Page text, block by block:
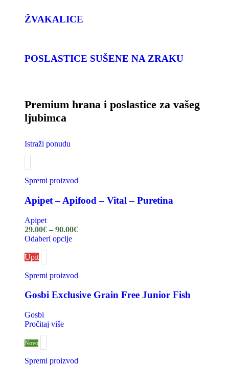
ŽVAKALICE
POSLASTICE SUŠENE NA ZRAKU
Premium hrana i poslastice za vašeg
ljubimca
Istraži ponudu
Spremi proizvod
Apipet – Apifood – Vital – Puretina
Apipet
29.00€ – 90.00€
Odaberi opcije
Upit
Spremi proizvod
Gosbi Exclusive Grain Free Junior Fish
Gosbi
Pročitaj više
Novo
Spremi proizvod